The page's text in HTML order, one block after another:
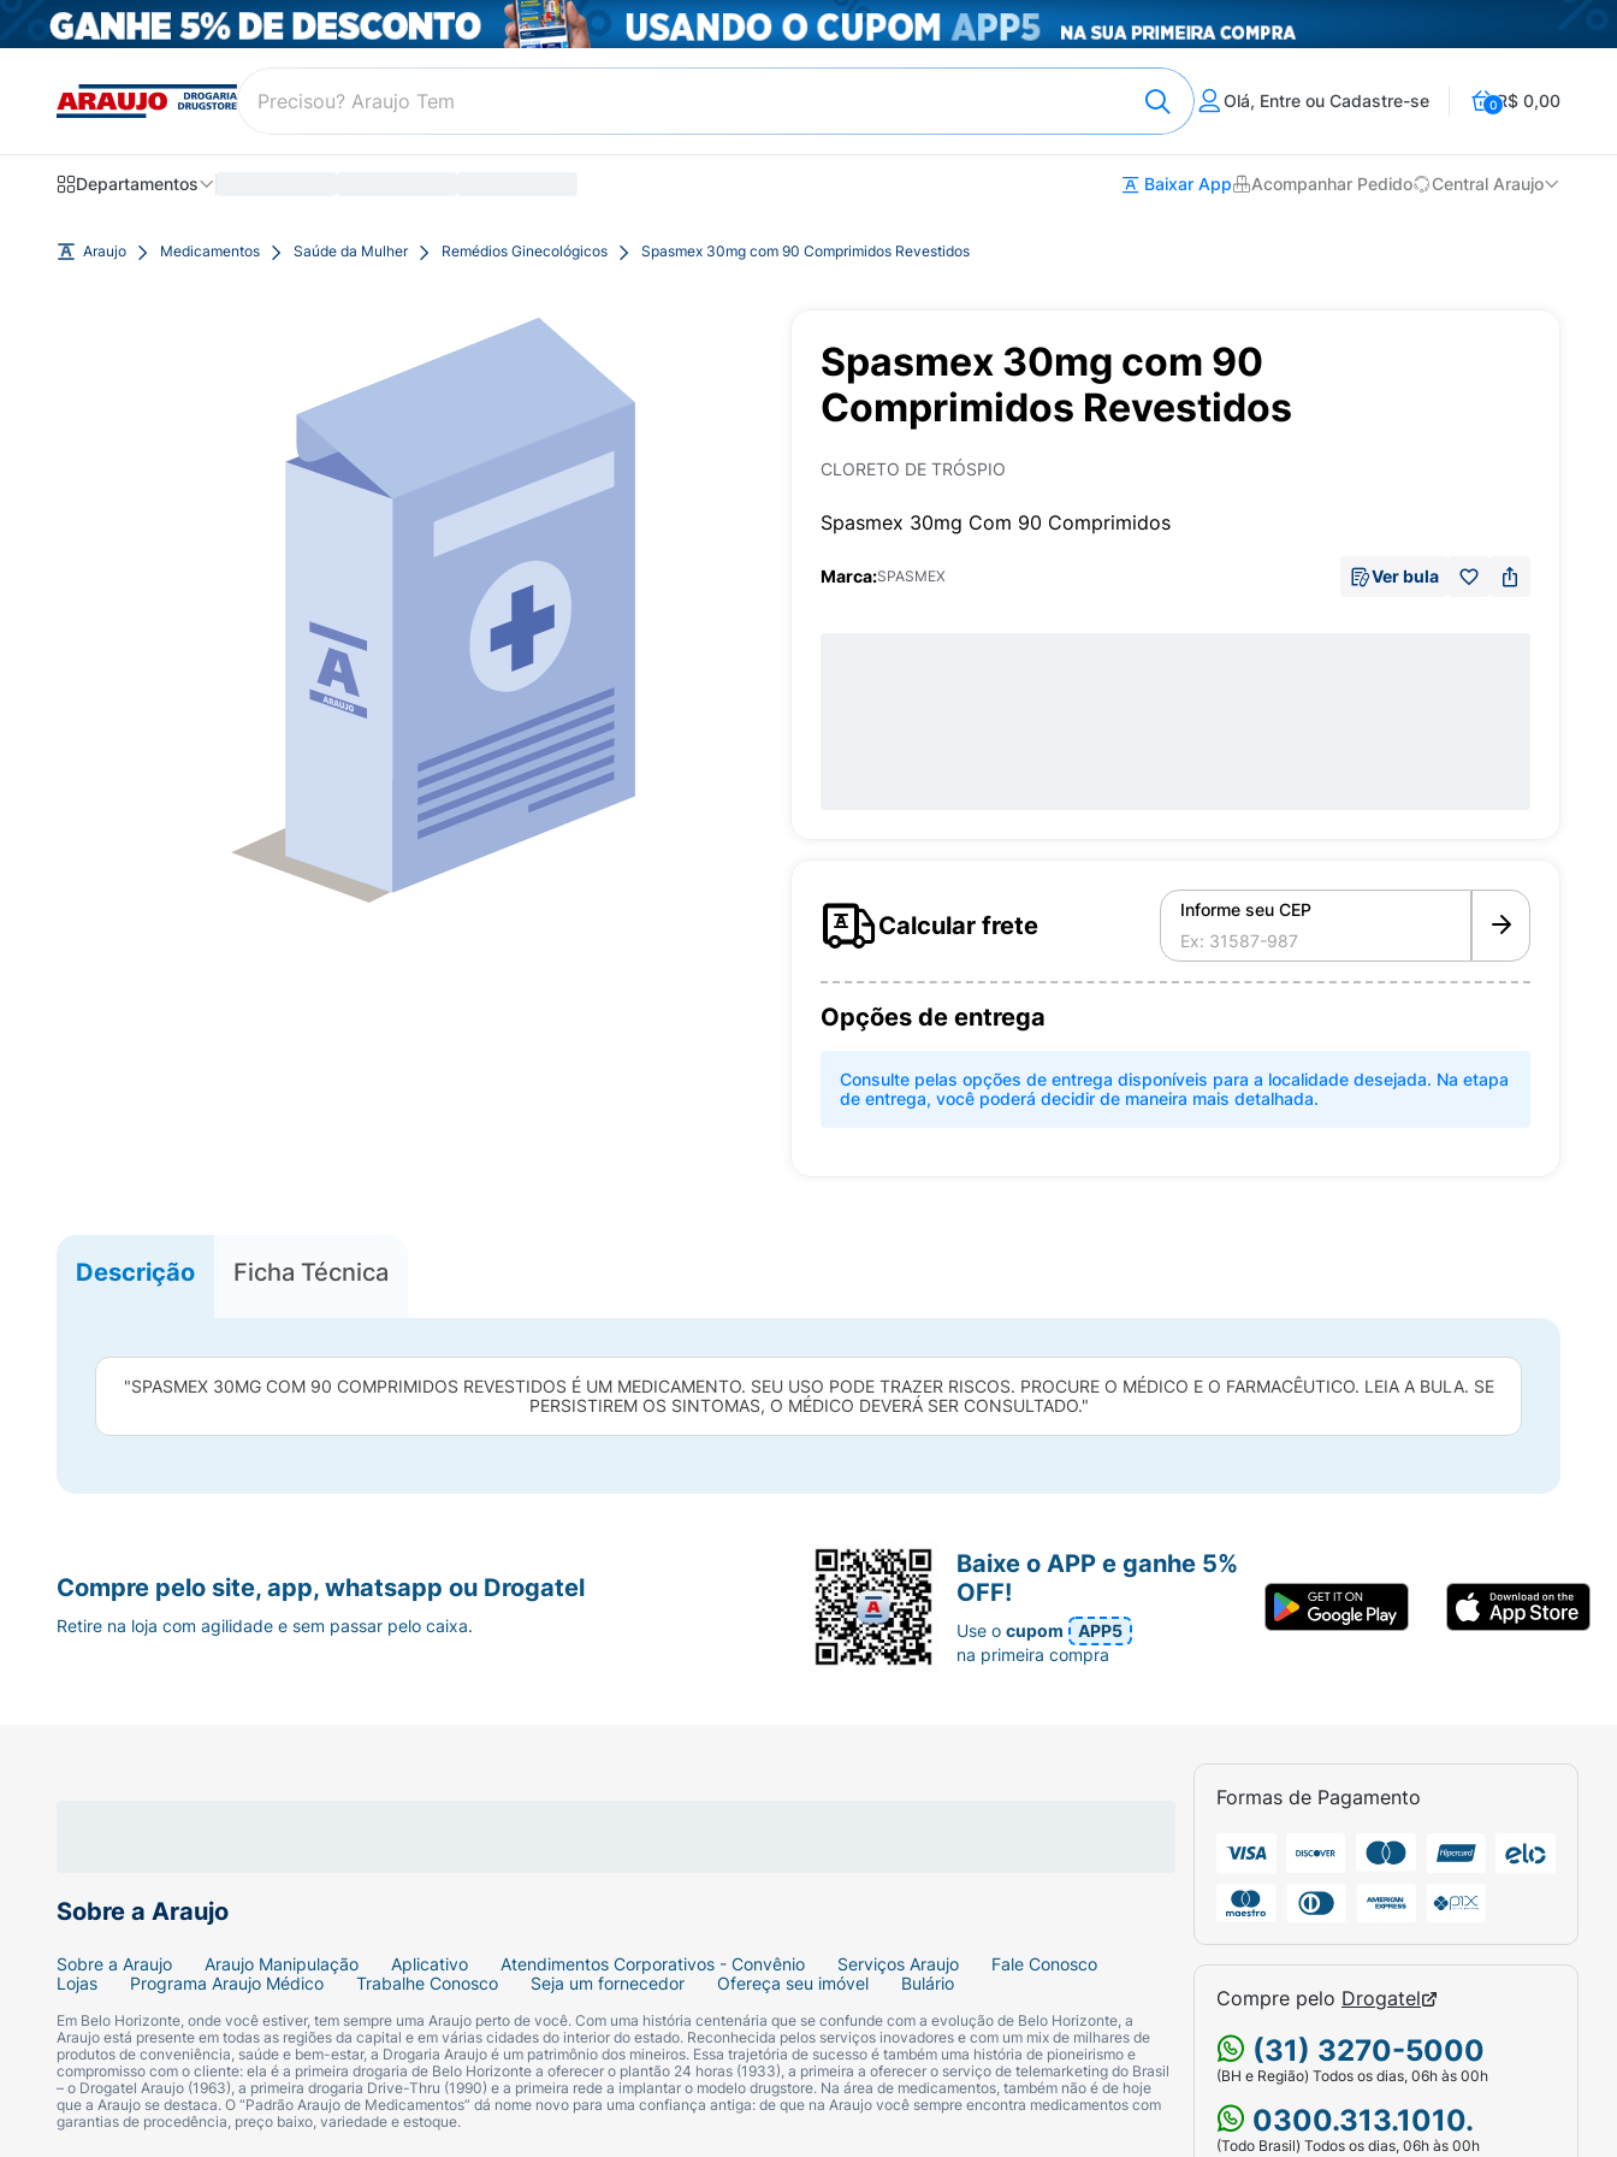
Olá, Entre ou Cadastre-se 0R$ 0,00
Departamentos Baixar App Acompanhar Pedido Central Araujo
Araujo Medicamentos Saúde da Mulher Remédios Ginecológicos Spasmex 30mg com 90 Comprimidos Revestidos
Spasmex 30mg com 90
Comprimidos Revestidos
CLORETO DE TRÓSPIO
Spasmex 30mg Com 90 Comprimidos
Marca:SPASMEX Ver bula
Calcular frete
Informe seu CEP
Opções de entrega
Consulte pelas opções de entrega disponíveis para a localidade desejada. Na etapa
de entrega, você poderá decidir de maneira mais detalhada.
Descrição Ficha Técnica
"SPASMEX 30MG COM 90 COMPRIMIDOS REVESTIDOS É UM MEDICAMENTO. SEU USO PODE TRAZER RISCOS. PROCURE O MÉDICO E O FARMACÊUTICO. LEIA A BULA. SE
PERSISTIREM OS SINTOMAS, O MÉDICO DEVERÁ SER CONSULTADO."
Sobre a Araujo
Sobre a Araujo Araujo Manipulação Aplicativo Atendimentos Corporativos - Convênio Serviços Araujo
Fale Conosco
Lojas
Programa Araujo Médico Trabalhe Conosco Seja um fornecedor Ofereça seu imóvel Bulário
Em Belo Horizonte, onde você estiver, tem sempre uma Araujo perto de você. Com uma história centenária que se confunde com a evolução de Belo Horizonte, a
Araujo está presente em todas as regiões da capital e em várias cidades do interior do estado. Reconhecida pelos serviços inovadores e com um mix de milhares de
produtos de conveniência, saúde e bem-estar, a Drogaria Araujo é um patrimônio dos mineiros. Essa trajetória de sucesso é também uma história de pioneirismo e
compromisso com o cliente: ela é a primeira drogaria de Belo Horizonte a oferecer o plantão 24 horas (1933), a primeira a oferecer o serviço de telemarketing do Brasil
– o Drogatel Araujo (1963), a primeira drogaria Drive-Thru (1990) e a primeira rede a implantar o modelo drugstore. Na área de medicamentos, também não é de hoje
que a Araujo se destaca. O “Padrão Araujo de Medicamentos” dá nome novo para uma confiança antiga: de que na Araujo você sempre encontra medicamentos com
garantias de procedência, preço baixo, variedade e estoque.
Formas de Pagamento
Compre pelo Drogatel
(31) 3270-5000
(BH e Região) Todos os dias, 06h às 00h
0300.313.1010.
(Todo Brasil) Todos os dias, 06h às 00h
Compre pelo site, app, whatsapp ou Drogatel
Retire na loja com agilidade e sem passar pelo caixa.
Baixe o APP e ganhe 5%
OFF!
Use ocupom
APP5
na primeira compra